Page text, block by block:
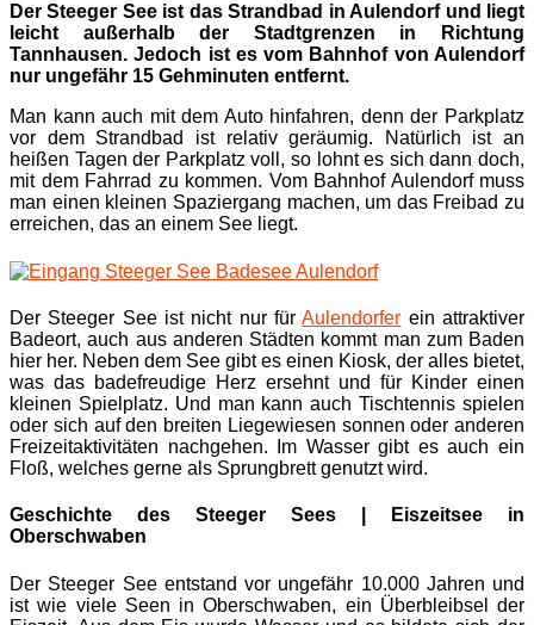
Der Steeger See ist das Strandbad in Aulendorf und liegt
leicht außerhalb der Stadtgrenzen in Richtung
Tannhausen. Jedoch ist es vom Bahnhof von Aulendorf
nur ungefähr 15 Gehminuten entfernt.
Man kann auch mit dem Auto hinfahren, denn der Parkplatz
vor dem Strandbad ist relativ geräumig. Natürlich ist an
heißen Tagen der Parkplatz voll, so lohnt es sich dann doch,
mit dem Fahrrad zu kommen. Vom Bahnhof Aulendorf muss
man einen kleinen Spaziergang machen, um das Freibad zu
erreichen, das an einem See liegt.
Der Steeger See ist nicht nur fürAulendorfer ein attraktiver
Badeort, auch aus anderen Städten kommt man zum Baden
hier her. Neben dem See gibt es einen Kiosk, der alles bietet,
was das badefreudige Herz ersehnt und für Kinder einen
kleinen Spielplatz. Und man kann auch Tischtennis spielen
oder sich auf den breiten Liegewiesen sonnen oder anderen
Freizeitaktivitäten nachgehen. Im Wasser gibt es auch ein
Floß, welches gerne als Sprungbrett genutzt wird.
Geschichte des Steeger Sees | Eiszeitsee in
Oberschwaben
Der Steeger See entstand vor ungefähr 10.000 Jahren und
ist wie viele Seen in Oberschwaben, ein Überbleibsel der